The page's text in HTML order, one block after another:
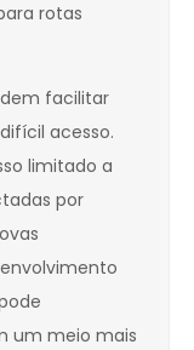
rotas
facilitar
acesso.
limitado a
por
um meio mais